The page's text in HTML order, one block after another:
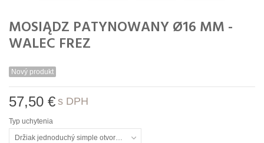
MOSIĄDZ PATYNOWANY Ø16 MM -
WALEC FREZ
Nový produkt
57,50 € s DPH
Typ uchytenia
Držiak jednoduchý simple otvorený